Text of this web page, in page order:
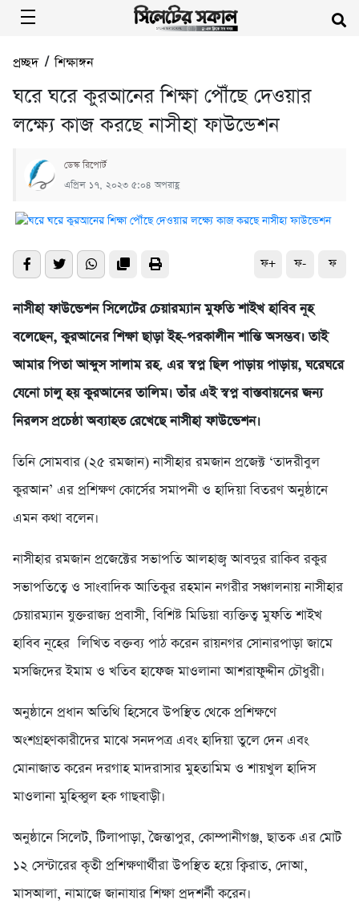
প্রচ্ছদ/শিক্ষাঙ্গন
ঘরে ঘরে কুরআনের শিক্ষা পৌঁছে দেওয়ার
লক্ষ্যে কাজ করছে নাসীহা ফাউন্ডেশন
ডেস্ক রিপোর্ট
এপ্রিল ১৭, ২০২৩ ৫:০৪ অপরাহ্ণ
ফ+ ফ- ফ
নাসীহা ফাউন্ডেশন সিলেটের চেয়ারম্যান মুফতি শাইখ হাবিব নূহ
বলেছেন, কুরআনের শিক্ষা ছাড়া ইহ-পরকালীন শান্তি অসম্ভব। তাই
আমার পিতা আব্দুস সালাম রহ. এর স্বপ্ন ছিল পাড়ায় পাড়ায়, ঘরেঘরে
যেনো চালু হয় কুরআনের তালিম। তাঁর এই স্বপ্ন বাস্তবায়নের জন্য
নিরলস প্রচেষ্ঠা অব্যাহত রেখেছে নাসীহা ফাউন্ডেশন।
তিনি সোমবার (২৫ রমজান) নাসীহার রমজান প্রজেক্ট ‘তাদরীবুল
কুরআন’ এর প্রশিক্ষণ কোর্সের সমাপনী ও হাদিয়া বিতরণ অনুষ্ঠানে
এমন কথা বলেন।
নাসীহার রমজান প্রজেক্টের সভাপতি আলহাজ্ব আবদুর রাকিব রকুর
সভাপতিত্বে ও সাংবাদিক আতিকুর রহমান নগরীর সঞ্চালনায় নাসীহার
চেয়ারম্যান যুক্তরাজ্য প্রবাসী, বিশিষ্ট মিডিয়া ব্যক্তিত্ব মুফতি শাইখ
হাবিব নূহের লিখিত বক্তব্য পাঠ করেন রায়নগর সোনারপাড়া জামে
মসজিদের ইমাম ও খতিব হাফেজ মাওলানা আশরাফুদ্দীন চৌধুরী।
অনুষ্ঠানে প্রধান অতিথি হিসেবে উপস্থিত থেকে প্রশিক্ষণে
অংশগ্রহণকারীদের মাঝে সনদপত্র এবং হাদিয়া তুলে দেন এবং
মোনাজাত করেন দরগাহ মাদরাসার মুহতামিম ও শায়খুল হাদিস
মাওলানা মুহিব্বুল হক গাছবাড়ী।
অনুষ্ঠানে সিলেট, টিলাপাড়া, জৈন্তাপুর, কোম্পানীগঞ্জ, ছাতক এর মোট
১২ সেন্টারের কৃতী প্রশিক্ষণার্থীরা উপস্থিত হয়ে ক্বিরাত, দোআ,
মাসআলা, নামাজে জানাযার শিক্ষা প্রদশর্নী করেন।